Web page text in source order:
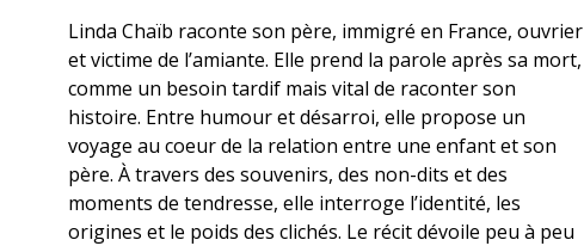
Linda Chaïb raconte son père, immigré en France, ouvrier
et victime de l’amiante. Elle prend la parole après sa mort,
comme un besoin tardif mais vital de raconter son
histoire. Entre humour et désarroi, elle propose un
voyage au coeur de la relation entre une enfant et son
père. À travers des souvenirs, des non-dits et des
moments de tendresse, elle interroge l’identité, les
origines et le poids des clichés. Le récit dévoile peu à peu